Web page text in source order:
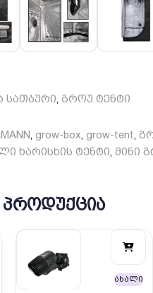
სათბური, გროუ ტენტი
, grow-box, grow-tent,
ხარისხის ტენტი, მინი
ᲞᲠᲝᲓᲣᲥᲪᲘᲐ
ახალი